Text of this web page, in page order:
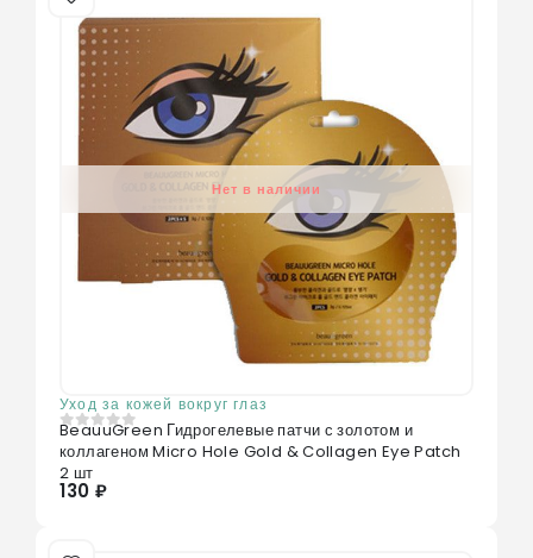
Нет в наличии
Уход за кожей вокруг глаз
0 из 5
BeauuGreen Гидрогелевые патчи с золотом и
коллагеном Micro Hole Gold & Collagen Eye Patch
2 шт
130 ₽